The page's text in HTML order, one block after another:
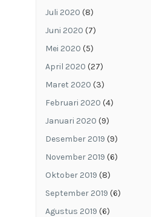
Juli 2020 (8)
Juni 2020 (7)
Mei 2020 (5)
April 2020 (27)
Maret 2020 (3)
Februari 2020 (4)
Januari 2020 (9)
Desember 2019 (9)
November 2019 (6)
Oktober 2019 (8)
September 2019 (6)
Agustus 2019 (6)